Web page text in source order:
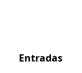
Entradas